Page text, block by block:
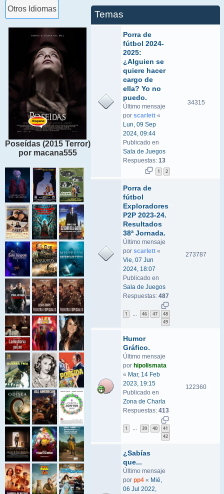
Otros Idiomas
Poseídas (2015 Terror)
por macana555
Temas
Porra de
fútbol 2024-
2025:
¿Alguien se
quiere hacer
cargo de
ella? Yo no
puedo.
Último mensaje
por scarlett «
Lun, 09 Sep
2024, 09:44
Publicado en
Sala de Juegos
Respuestas: 13
1 2
34315
Porra de
fútbol
Exploradores
P2P 2023-24.
Resultados
38ª Jornada.
Último mensaje
por scarlett «
Vie, 07 Jun
2024, 18:07
Publicado en
Sala de Juegos
Respuestas: 487
1 46 47
48
49
273787
Humor
Gráfico.
Último mensaje
por hipolismata
« Mar, 14 Feb
2023, 19:15
Publicado en
Zona de Charla
Respuestas: 413
1 39 40
41
42
122360
¿Sabías
que...
Último mensaje
por pp4 « Mié,
06 Jul 2022,